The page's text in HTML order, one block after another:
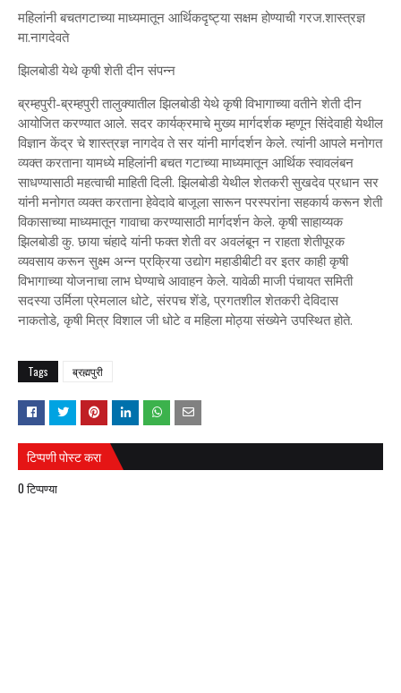
महिलांनी बचतगटाच्या माध्यमातून आर्थिकदृष्ट्या सक्षम होण्याची गरज.शास्त्रज्ञ
मा.नागदेवते
झिलबोडी येथे कृषी शेती दीन संपन्न
ब्रम्हपुरी-ब्रम्हपुरी तालुक्यातील झिलबोडी येथे कृषी विभागाच्या वतीने शेती दीन
आयोजित करण्यात आले. सदर कार्यक्रमाचे मुख्य मार्गदर्शक म्हणून सिंदेवाही येथील
विज्ञान केंद्र चे शास्त्रज्ञ नागदेव ते सर यांनी मार्गदर्शन केले. त्यांनी आपले मनोगत
व्यक्त करताना यामध्ये महिलांनी बचत गटाच्या माध्यमातून आर्थिक स्वावलंबन
साधण्यासाठी महत्वाची माहिती दिली. झिलबोडी येथील शेतकरी सुखदेव प्रधान सर
यांनी मनोगत व्यक्त करताना हेवेदावे बाजूला सारून परस्परांना सहकार्य करून शेती
विकासाच्या माध्यमातून गावाचा करण्यासाठी मार्गदर्शन केले. कृषी साहाय्यक
झिलबोडी कु. छाया चंहादे यांनी फक्त शेती वर अवलंबून न राहता शेतीपूरक
व्यवसाय करून सुक्ष्म अन्न प्रक्रिया उद्योग महाडीबीटी वर इतर काही कृषी
विभागाच्या योजनाचा लाभ घेण्याचे आवाहन केले. यावेळी माजी पंचायत समिती
सदस्या उर्मिला प्रेमलाल धोटे, संरपच शेंडे, प्रगतशील शेतकरी देविदास
नाकतोडे, कृषी मित्र विशाल जी धोटे व महिला मोठ्या संख्येने उपस्थित होते.
Tags ब्रह्मपुरी
टिप्पणी पोस्ट करा
0 टिप्पण्या